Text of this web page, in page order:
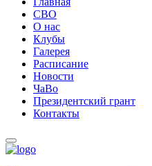
СВО
О нас
Клубы
Галерея
Расписание
Новости
ЧаВо
Президентский грант
Контакты